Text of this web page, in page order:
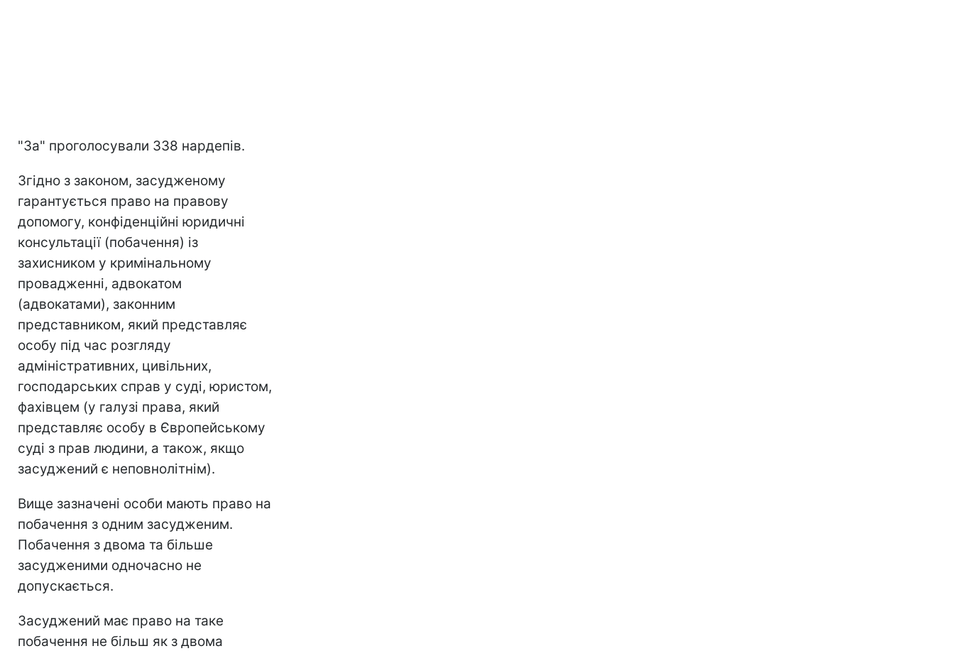
"За" проголосували 338 нардепів.
Згідно з законом, засудженому
гарантується право на правову
допомогу, конфіденційні юридичні
консультації (побачення) із
захисником у кримінальному
провадженні, адвокатом
(адвокатами), законним
представником, який представляє
особу під час розгляду
адміністративних, цивільних,
господарських справ у суді, юристом,
фахівцем (у галузі права, який
представляє особу в Європейському
суді з прав людини, а також, якщо
засуджений є неповнолітнім).
Вище зазначені особи мають право на
побачення з одним засудженим.
Побачення з двома та більше
засудженими одночасно не
допускається.
Засуджений має право на таке
побачення не більш як з двома